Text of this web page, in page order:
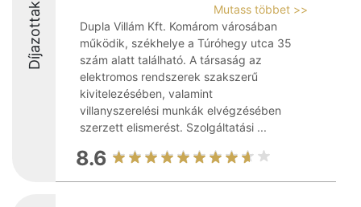
Díjazottak
Mutass többet >>
Dupla Villám Kft. Komárom városában
működik, székhelye a Túróhegy utca 35
szám alatt található. A társaság az
elektromos rendszerek szakszerű
kivitelezésében, valamint
villanyszerelési munkák elvégzésében
szerzett elismerést. Szolgáltatási ...
8.6